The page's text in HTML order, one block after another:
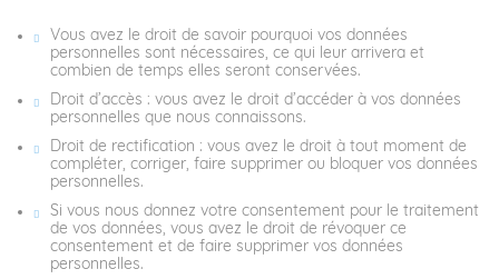
Vous avez le droit de savoir pourquoi vos données
personnelles sont nécessaires, ce qui leur arrivera et
combien de temps elles seront conservées.
Droit d’accès : vous avez le droit d’accéder à vos données
personnelles que nous connaissons.
Droit de rectification : vous avez le droit à tout moment de
compléter, corriger, faire supprimer ou bloquer vos données
personnelles.
Si vous nous donnez votre consentement pour le traitement
de vos données, vous avez le droit de révoquer ce
consentement et de faire supprimer vos données
personnelles.